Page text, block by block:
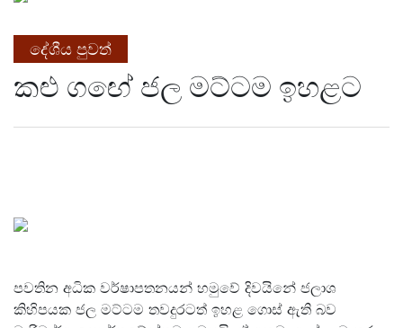
දේශීය පුවත්
කළු ගඟේ ජල මට්ටම ඉහළට
පවතින අධික වර්ෂාපතනයන් හමුවේ දිවයිනේ ජලාශ
කිහිපයක ජල මට්ටම තවදුරටත් ඉහළ ගොස් ඇති බව